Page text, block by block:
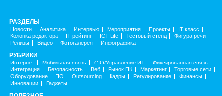
РАЗДЕЛЫ
Новости Аналитика Интервью Мероприятия Проекты
IT класс
Колонка редактора
IT рейтинг ICT Life Тестовый стенд
Фигура речи
Релизы
Видео Фотогалерея Инфографика
РУБРИКИ
Интернет Мобильная связь CIO/Управление ИТ
Фиксированная связь
Интеграция
Безопасность Веб Рынок ПК Маркетинг
Торговые сети
Оборудование
ПО Outsourcing Кадры Регулирование
Финансы
Инновации
Гаджеты